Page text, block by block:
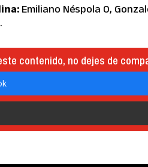
Emiliano Néspola 0,
contenido, no dejes de